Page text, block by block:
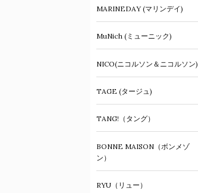
MARINEDAY (マリンデイ)
MuNich (ミューニック)
NICO(ニコルソン＆ニコルソン)
TAGE (タージュ)
TANG!（タング）
BONNE MAISON（ボンメゾ
ン）
RYU（リュー）